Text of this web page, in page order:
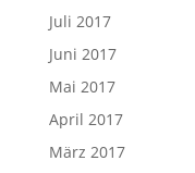
Juli 2017
Juni 2017
Mai 2017
April 2017
März 2017